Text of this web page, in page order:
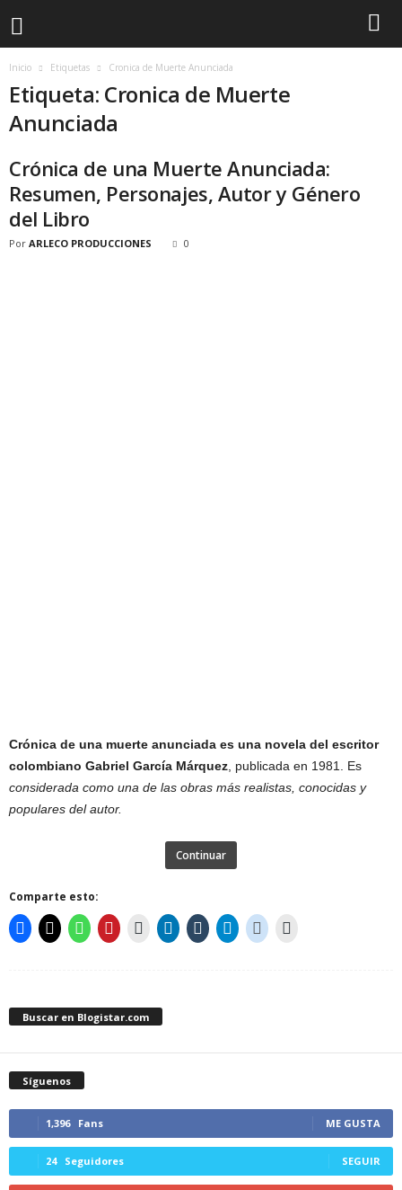
Inicio Etiquetas Cronica de Muerte Anunciada
Etiqueta: Cronica de Muerte
Anunciada
Crónica de una Muerte Anunciada:
Resumen, Personajes, Autor y Género
del Libro
Por ARLECO PRODUCCIONES 0
Crónica de una muerte anunciada es una novela del escritor
colombiano Gabriel García Márquez , publicada en 1981. Es
considerada como una de las obras más realistas, conocidas y
populares del autor.
Continuar
Comparte esto:
Buscar en Blogistar.com
Síguenos
1,396 Fans ME GUSTA
24 Seguidores SEGUIR